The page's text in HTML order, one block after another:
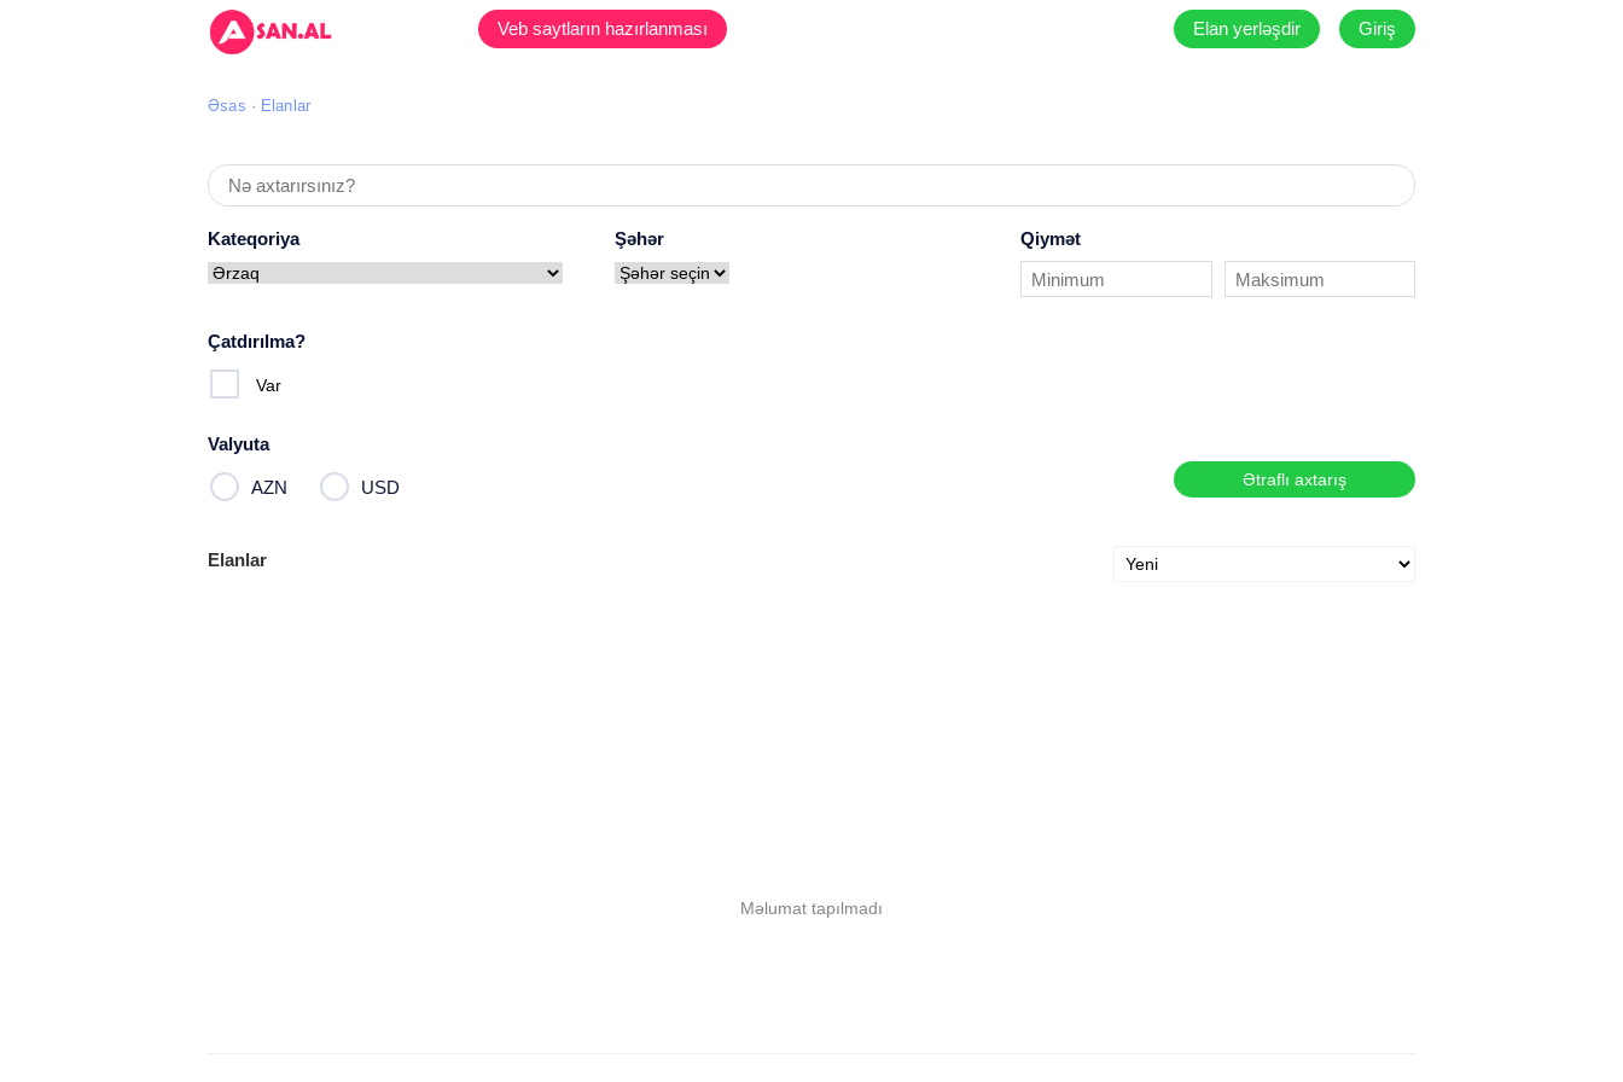
Elan yerləşdir Giriş
Veb saytların hazırlanması
Əsas Elanlar
Kateqoriya Şəhər Qiymət
Çatdırılma?
Var
Valyuta
AZN USD Ətraflı axtarış
Elanlar
Məlumat tapılmadı